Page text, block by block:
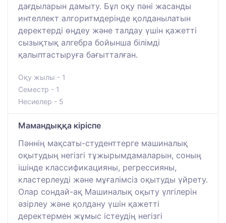
дағдыларын дамыту. Бұл оқу пәні жасанды
интеллект алгоритмдерінде қолданылатын
деректерді өңдеу және талдау үшін қажетті
сызықтық алгебра бойынша білімді
қалыптастыруға бағытталған.
Оқу жылы - 1
Семестр - 1
Несиелер - 5
Мамандыққа кіріспе
Пәннің мақсаты-студенттерге машиналық
оқытудың негізгі тұжырымдамаларын, соның
ішінде классификацияны, регрессияны,
кластерлеуді және мұғалімсіз оқытуды үйрету.
Олар сондай-ақ Машиналық оқыту үлгілерін
әзірлеу және қолдану үшін қажетті
деректермен жұмыс істеудің негізгі